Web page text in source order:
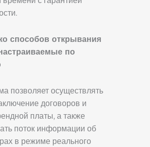
способов открывания
по
позволяет осуществлять
договоров и
платы, а также
поток информации об
в режиме реального